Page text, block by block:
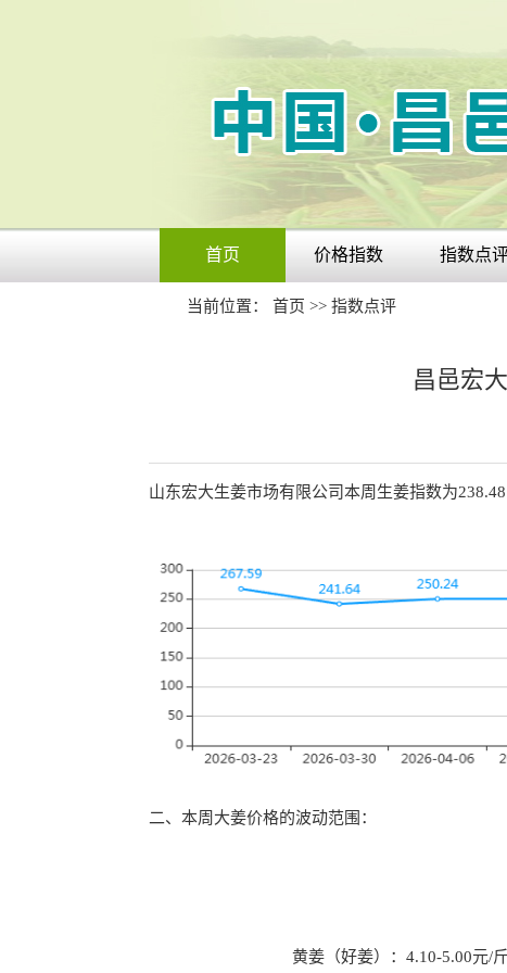
首页 价格指数 指数点
当前位置： 首页 >> 指数点评
昌邑宏
山东宏大生姜市场有限公司本周生姜指数为238.48
二、本周大姜价格的波动范围：
黄姜（好姜）：4.10-5.00元/斤